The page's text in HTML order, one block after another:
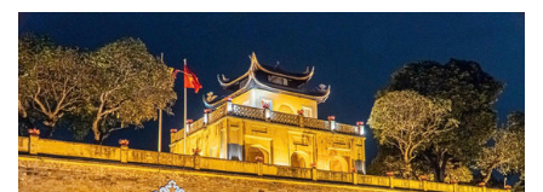
Giám đốc Sở Tài chính Hà Nội Đỗ Thu Hằng chia sẻ, thành phố
sẽ thực hiện đồng bộ nhiều giải pháp, nhất là thể chế hóa Nghị
quyết số 02-NQ/TW của Bộ Chính trị về phát triển Thủ đô, Luật
Thủ đô 2026… cùng những nghị quyết của HĐND thành phố.